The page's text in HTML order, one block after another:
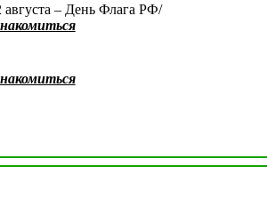
августа – День Флага РФ/